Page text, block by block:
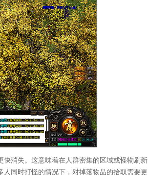
消失。这意味着在人群密集的区域或怪物刷新
同时打怪的情况下，对掉落物品的拾取需要更